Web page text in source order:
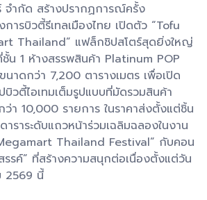
จำกัด สร้างปรากฏการณ์ครั้ง
การบิวตี้รีเทลเมืองไทย เปิดตัว “Tofu
Thailand” แฟล็กชิปสโตร์สุดยิ่งใหญ่
น 1 ห้างสรรพสินค้า Platinum POP
าดกว่า 7,200 ตารางเมตร เพื่อเปิด
วตี้ไอเทมเต็มรูปแบบที่มัดรวมสินค้า
า 10,000 รายการ ในราคาส่งตั้งแต่ชิ้น
ราระดับแถวหน้าร่วมเฉลิมฉลองในงาน
Thailand Festival” กับคอน
รรค์” ที่สร้างความสนุกต่อเนื่องตั้งแต่วัน
2569 นี้